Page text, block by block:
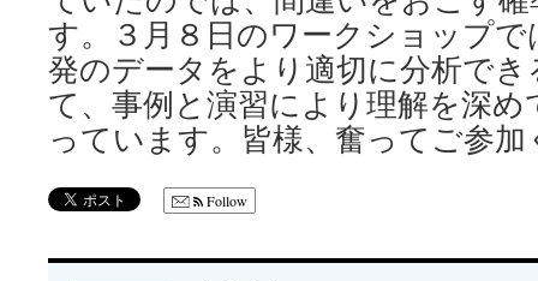
す。３月８日のワークショップ
発のデータをより適切に分析で
て、事例と演習により理解を深
っています。皆様、奮ってご参
Follow